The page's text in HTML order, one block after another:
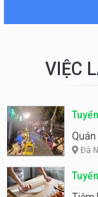
VIỆC
Đà